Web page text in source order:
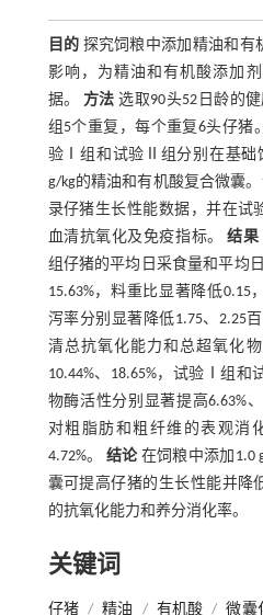
目的 探究饲粮中添加精油和有
影响，为精油和有机酸添加
据。 方法 选取90头52日龄的
组5个重复，每个重复6头仔猪
验Ⅰ组和试验Ⅱ组分别在基础
g/kg的精油和有机酸复合微囊
录仔猪生长性能数据，并在试
血清抗氧化及免疫指标。结果
组仔猪的平均日采食量和平均
15.63%，料重比显著降低
泻率分别显著降低1.75、
清总抗氧化能力和总超氧化
10.44%、18.65%，试验Ⅰ组
物酶活性分别显著提高
对粗脂肪和粗纤维的表观消
4.72%。 结论在饲粮中添加1.0
囊可提高仔猪的生长性能并降
的抗氧化能力和养分消化率。
关键词
仔猪 / 精油 / 有机酸 / 微囊